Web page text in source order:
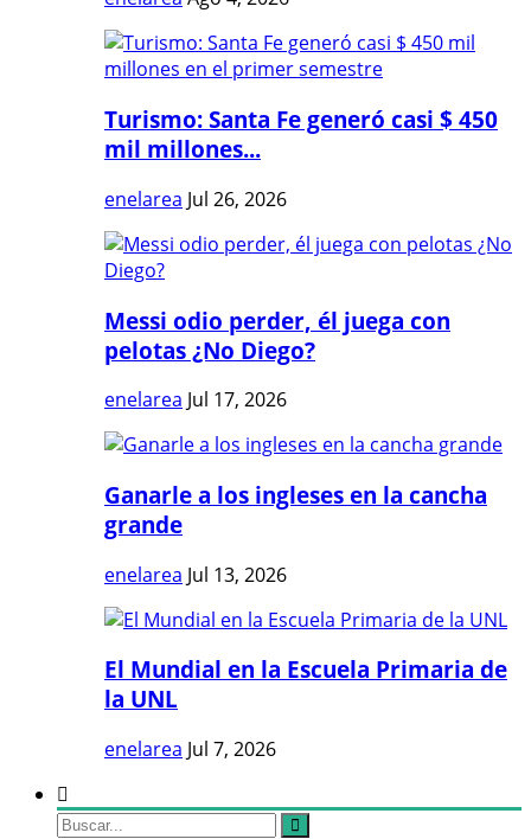
Turismo: Santa Fe generó casi $ 450
mil millones...
enelarea Jul 26, 2026
Messi odio perder, él juega con
pelotas ¿No Diego?
enelarea Jul 17, 2026
Ganarle a los ingleses en la cancha
grande
enelarea Jul 13, 2026
El Mundial en la Escuela Primaria de
la UNL
enelarea Jul 7, 2026